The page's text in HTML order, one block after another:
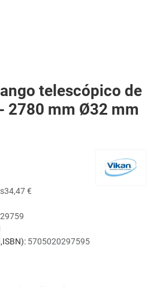
telescópico de
2780 mm Ø32 mm
34,47 €
29759
5705020297595